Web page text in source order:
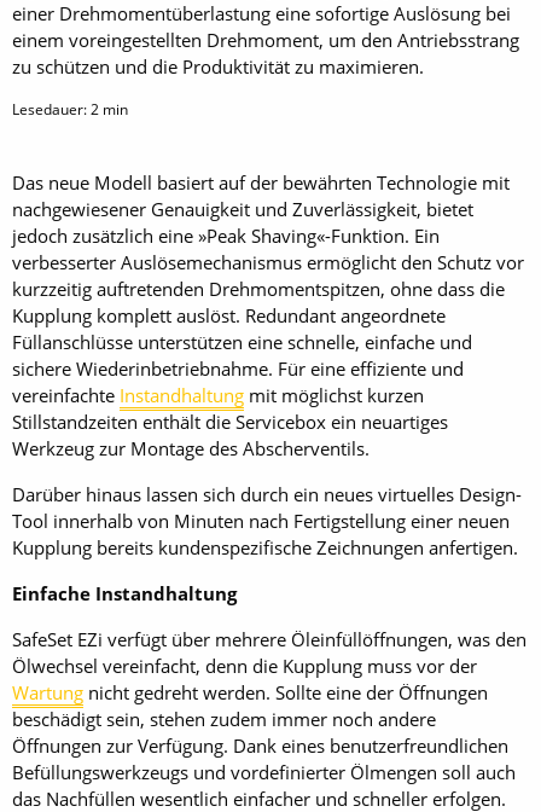
einer Drehmomentüberlastung eine sofortige Auslösung bei
einem voreingestellten Drehmoment, um den Antriebsstrang
zu schützen und die Produktivität zu maximieren.
Lesedauer:2 min
Das neue Modell basiert auf der bewährten Technologie mit
nachgewiesener Genauigkeit und Zuverlässigkeit, bietet
jedoch zusätzlich eine »Peak Shaving«-Funktion. Ein
verbesserter Auslösemechanismus ermöglicht den Schutz vor
kurzzeitig auftretenden Drehmomentspitzen, ohne dass die
Kupplung komplett auslöst. Redundant angeordnete
Füllanschlüsse unterstützen eine schnelle, einfache und
sichere Wiederinbetriebnahme. Für eine effiziente und
vereinfachte Instandhaltung mit möglichst kurzen
Stillstandzeiten enthält die Servicebox ein neuartiges
Werkzeug zur Montage des Abscherventils.
Darüber hinaus lassen sich durch ein neues virtuelles De­sign-
Tool innerhalb von Minuten nach Fertigstellung einer neuen
Kupplung bereits kundenspezifische Zeichnungen anfertigen.
Einfache Instandhaltung
SafeSet EZi verfügt über mehrere Öleinfüllöffnungen, was den
Ölwechsel vereinfacht, denn die Kupplung muss vor der
Wartung nicht gedreht werden. Sollte eine der Öffnungen
beschädigt sein, stehen zudem immer noch andere
Öffnungen zur Verfügung. Dank eines benutzerfreundlichen
Befüllungswerkzeugs und vordefinierter Ölmengen soll auch
das Nachfüllen wesentlich einfacher und schneller erfolgen.